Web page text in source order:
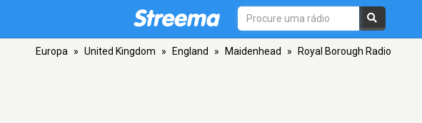
Europa » United Kingdom » England » Maidenhead » Royal Borough Radio